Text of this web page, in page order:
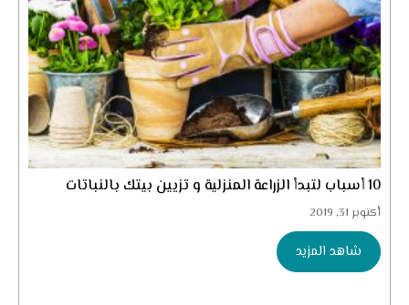
10 أسباب لتبدأ الزراعة المنزلية و تزيين بيتك بالنباتات
أكتوبر 31, 2019
شاهد المزيد